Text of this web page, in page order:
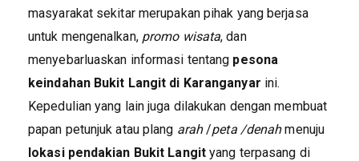
masyarakat sekitar merupakan pihak yang berjasa
untuk mengenalkan, promo wisata, dan
menyebarluaskan informasi tentang pesona
keindahan Bukit Langit di Karanganyar ini.
Kepedulian yang lain juga dilakukan dengan membuat
papan petunjuk atau plang arah/peta /denahmenuju
lokasi pendakian Bukit Langityang terpasang di